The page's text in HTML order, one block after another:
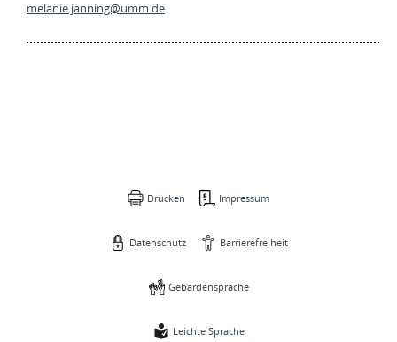
melanie.janning@umm.de
Drucken Impressum
Datenschutz Barrierefreiheit
Gebärdensprache
Leichte Sprache